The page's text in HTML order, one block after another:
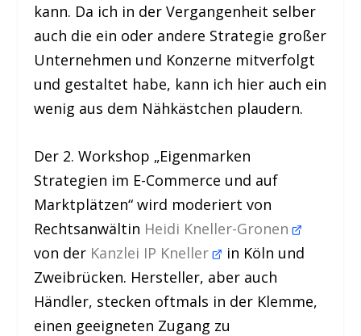
kann. Da ich in der Vergangenheit selber
auch die ein oder andere Strategie großer
Unternehmen und Konzerne mitverfolgt
und gestaltet habe, kann ich hier auch ein
wenig aus dem Nähkästchen plaudern.
Der 2. Workshop „Eigenmarken
Strategien im E-Commerce und auf
Marktplätzen“ wird moderiert von
Rechtsanwältin Heidi Kneller-Gronen
von der Kanzlei IP Kneller
in Köln und
Zweibrücken. Hersteller, aber auch
Händler, stecken oftmals in der Klemme,
einen geeigneten Zugang zu